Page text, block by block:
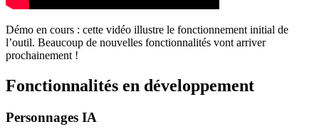
Démo en cours : cette vidéo illustre le fonctionnement initial de
l’outil. Beaucoup de nouvelles fonctionnalités vont arriver
prochainement !
Fonctionnalités en développement
Personnages IA